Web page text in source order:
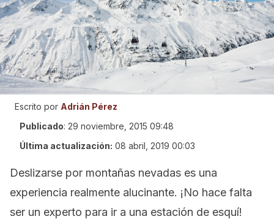
Escrito por Adrián Pérez
Publicado: 29 noviembre, 2015 09:48
Última actualización: 08 abril, 2019 00:03
Deslizarse por montañas nevadas es una
experiencia realmente alucinante. ¡No hace falta
ser un experto para ir a una estación de esquí!